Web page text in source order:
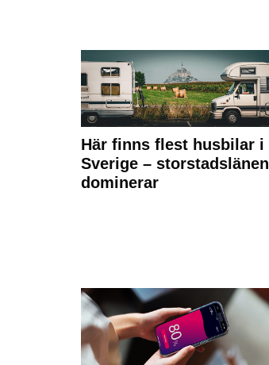
Här finns flest husbilar i
Sverige – storstadslänen
dominerar